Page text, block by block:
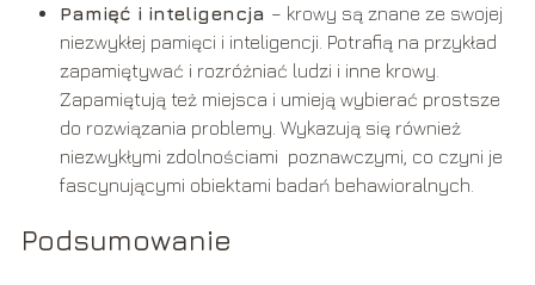
Pamięć i inteligencja – krowy są znane ze swojej
niezwykłej pamięci i inteligencji. Potrafią na przykład
zapamiętywać i rozróżniać ludzi i inne krowy.
Zapamiętują też miejsca i umieją wybierać prostsze
do rozwiązania problemy. Wykazują się również
niezwykłymi zdolnościami poznawczymi, co czyni je
fascynującymi obiektami badań behawioralnych.
Podsumowanie